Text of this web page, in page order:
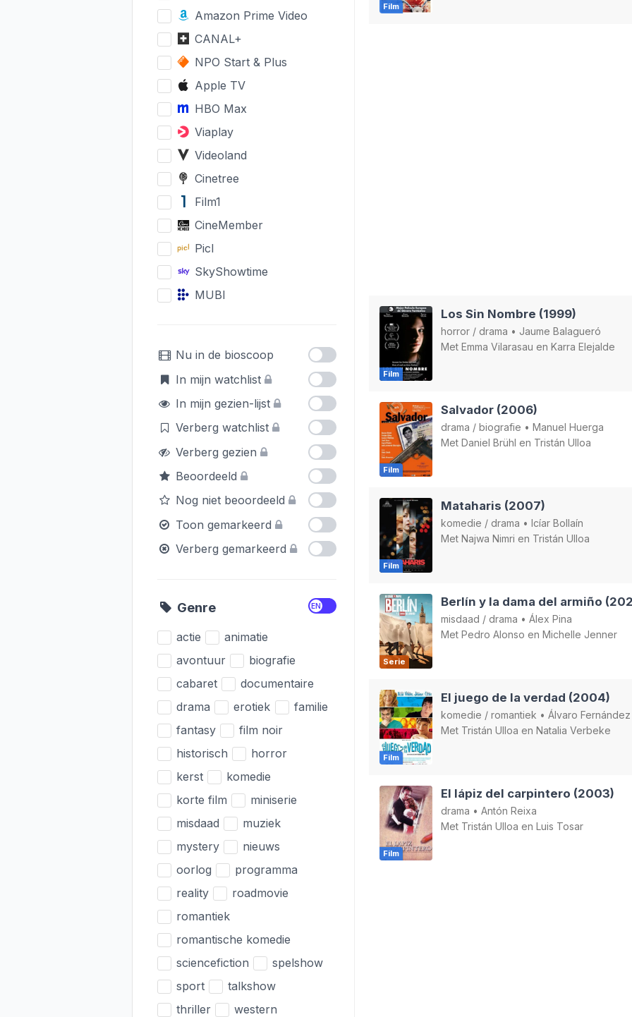
Amazon Prime Video
CANAL+
NPO Start & Plus
Apple TV
HBO Max
Viaplay
Videoland
Cinetree
Film1
CineMember
Picl
SkyShowtime
MUBI
Nu in de bioscoop
In mijn watchlist
In mijn gezien-lijst
Verberg watchlist
Verberg gezien
Beoordeeld
Nog niet beoordeeld
Toon gemarkeerd
Verberg gemarkeerd
Genre
actie
animatie
avontuur
biografie
cabaret
documentaire
drama
erotiek
familie
fantasy
film noir
historisch
horror
kerst
komedie
korte film
miniserie
misdaad
muziek
mystery
nieuws
oorlog
programma
reality
roadmovie
romantiek
romantische komedie
sciencefiction
spelshow
sport
talkshow
thriller
western
Film
Film
Los Sin Nombre (1999)
horror / drama • Jaume Balagueró
Met Emma Vilarasau en Karra Elejalde
Film
Salvador (2006)
drama / biografie • Manuel Huerga
Met Daniel Brühl en Tristán Ulloa
Film
Mataharis (2007)
komedie / drama • Icíar Bollaín
Met Najwa Nimri en Tristán Ulloa
Serie
Berlín y la dama del armiño
misdaad / drama • Álex Pina
Met Pedro Alonso en Michelle Jenner
Film
El juego de la verdad (2004)
komedie / romantiek • Álvaro
Met Tristán Ulloa en Natalia Verbeke
Film
El lápiz del carpintero (2003)
drama • Antón Reixa
Met Tristán Ulloa en Luis Tosar